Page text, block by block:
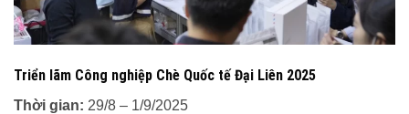
Triển lãm Công nghiệp Chè Quốc tế Đại Liên 2025
Thời gian: 29/8 – 1/9/2025